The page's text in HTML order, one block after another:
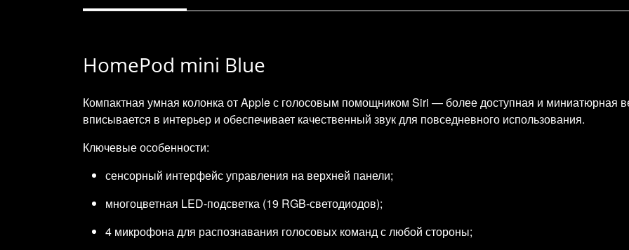
HomePod mini Blue
Компактная умная колонка от Apple с голосовым помощником Siri — более доступная и миниатюрная
вписывается в интерьер и обеспечивает качественный звук для повседневного использования.
Ключевые особенности:
сенсорный интерфейс управления на верхней панели;
многоцветная LED‑подсветка (19 RGB‑светодиодов);
4 микрофона для распознавания голосовых команд с любой стороны;